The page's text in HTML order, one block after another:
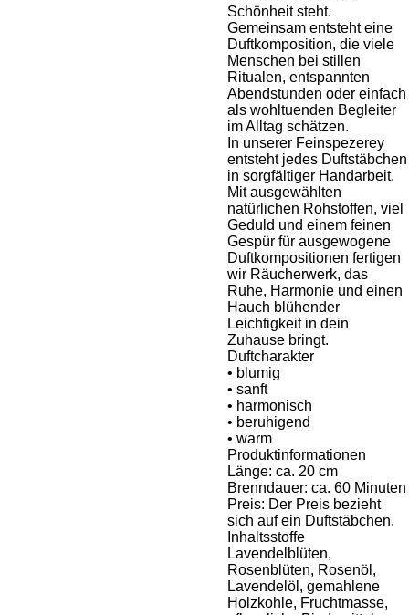
Schönheit steht.
Gemeinsam entsteht eine
Duftkomposition, die viele
Menschen bei stillen
Ritualen, entspannten
Abendstunden oder einfach
als wohltuenden Begleiter
im Alltag schätzen.
In unserer Feinspezerey
entsteht jedes Duftstäbchen
in sorgfältiger Handarbeit.
Mit ausgewählten
natürlichen Rohstoffen, viel
Geduld und einem feinen
Gespür für ausgewogene
Duftkompositionen fertigen
wir Räucherwerk, das
Ruhe, Harmonie und einen
Hauch blühender
Leichtigkeit in dein
Zuhause bringt.
Duftcharakter
• blumig
• sanft
• harmonisch
• beruhigend
• warm
Produktinformationen
Länge: ca. 20 cm
Brenndauer: ca. 60 Minuten
Preis: Der Preis bezieht
sich auf ein Duftstäbchen.
Inhaltsstoffe
Lavendelblüten,
Rosenblüten, Rosenöl,
Lavendelöl, gemahlene
Holzkohle, Fruchtmasse,